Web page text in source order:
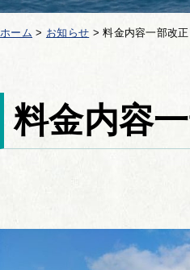
ホーム > お知らせ >料金内容一部改正
料金内容